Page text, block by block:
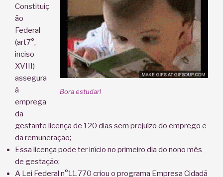
Bora estudar!
Constituiç
ão
Federal
(art7°,
inciso
XVIII)
assegura
à
emprega
da
gestante licença de 120 dias sem prejuízo do emprego e
da remuneração;
Essa licença pode ter início no primeiro dia do nono mês
de gestação;
A Lei Federal n°11.770 criou o programa Empresa Cidadã